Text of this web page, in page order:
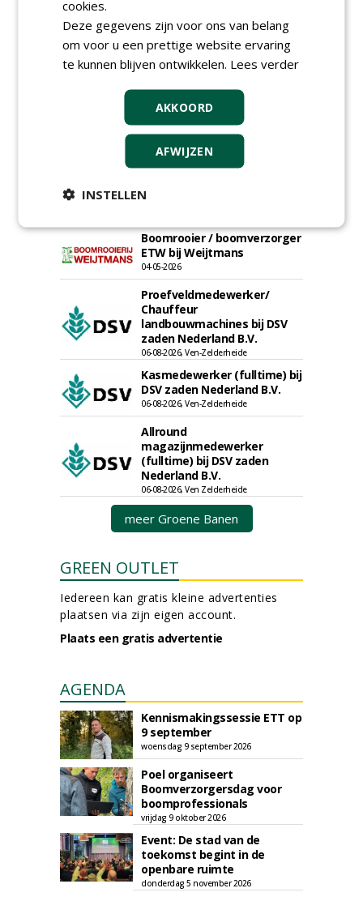
30-07-2026, Schalkwijk
Boominspecteur bij
Boomtotaalzorg24-40 uur
30-07-2026, Schalkwijk
Projectleider (HBO - 40 uur)
bij Weijtmans
Rayon- account manager
regio Zuid
Boomrooier / boomverzorger
ETW bij Weijtmans
04-05-2026
Proefveldmedewerker/
Chauffeur
landbouwmachines bij DSV
zaden Nederland B.V.
06-08-2026, Ven-Zelderheide
Kasmedewerker (fulltime) bij
DSV zaden Nederland B.V.
06-08-2026, Ven-Zelderheide
Allround
magazijnmedewerker
(fulltime) bij DSV zaden
Nederland B.V.
06-08-2026, Ven Zelderheide
meer Groene Banen
GREEN OUTLET
Iedereen kan gratis kleine advertenties
plaatsen via zijn eigen account.
Plaats een gratis advertentie
AGENDA
Kennismakingssessie ETT op
9 september
woensdag 9 september 2026
Poel organiseert
Boomverzorgersdag voor
boomprofessionals
vrijdag 9 oktober 2026
Event: De stad van de
toekomst begint in de
openbare ruimte
donderdag 5 november 2026
cookies.
Deze gegevens zijn voor ons van belang
om voor u een prettige website ervaring
te kunnen blijven ontwikkelen. Lees verder
AKKOORD
AFWIJZEN
INSTELLEN